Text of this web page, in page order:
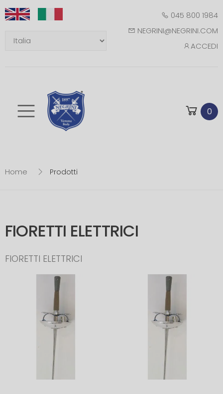
045 800 1984
NEGRINI@NEGRINI.COM
ACCEDI
Toggle mobile 0
Home Prodotti
FIORETTI ELETTRICI
FIORETTI ELETTRICI